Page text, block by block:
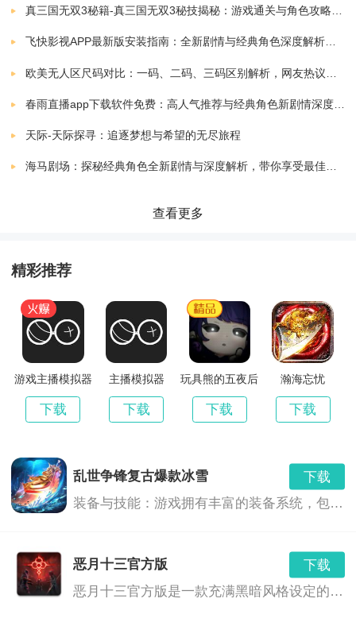
养丹*4000，悟道石*500
累计充值1000元：周瑜*6，完美精炼石*3000，材料礼盒
*80，12级宝石袋*8，悟道石*1000
累计充值2000元：吕布*4，完美精炼石*4000，材料礼盒
*120，12级宝石袋*12，悟道石*2000，封神丹*15
累计充值5000元：吕布*8，完美精炼石*7000，材料礼盒
*200，12级宝石袋*25，悟道石*5000，封神丹*30
客服申请邮件发放
真三国无双3秘籍-真三国无双3秘技揭秘：游戏通关与角色攻略全解析
飞快影视APP最新版安装指南：全新剧情与经典角色深度解析，带你体验极致观影快感
天际-天际探寻：追逐梦想与希望的无尽旅程
查看更多
精彩推荐
游戏主播模拟器
下载
主播模拟器
下载
玩具熊的五夜后
下载
瀚海忘忧
下载
乱世争锋复古爆款冰雪
下载
装备与技能：游戏拥有丰富的装备系统，包括冰属性的武器和装备，提供了玩家更多策略选择。玩家可以通过战斗、任务和活动获得装备，也可以通过升级技能和提升角色属性来增强战斗力。
恶月十三官方版
下载
恶月十三官方版是一款充满黑暗风格设定的幻想世界背景下的角色扮演游戏。在这个充满神秘和危险的世界中，玩家将扮演一位勇敢的冒险者，通过探索、战斗和决策，揭开隐藏在恶月十三背后的深层次秘密。